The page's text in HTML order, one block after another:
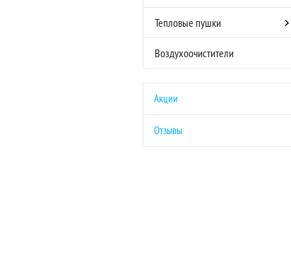
Тепловые пушки
Воздухоочистители
Акции
Отзывы